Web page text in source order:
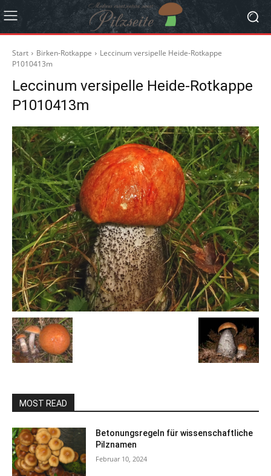
Start Birken-Rotkappe
Leccinum versipelle Heide-Rotkappe
P1010413m
Leccinum versipelle Heide-Rotkappe
P1010413m
MOST READ
Betonungsregeln für wissenschaftliche
Pilznamen
Februar 10, 2024